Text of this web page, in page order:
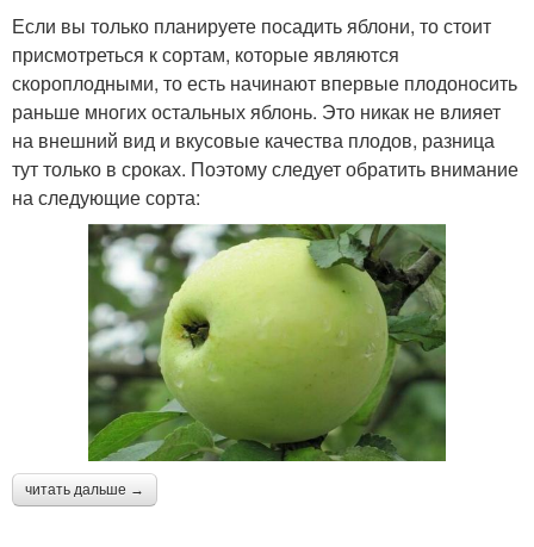
Если вы только планируете посадить яблони, то стоит
присмотреться к сортам, которые являются
скороплодными, то есть начинают впервые плодоносить
раньше многих остальных яблонь. Это никак не влияет
на внешний вид и вкусовые качества плодов, разница
тут только в сроках. Поэтому следует обратить внимание
на следующие сорта:
читать дальше →